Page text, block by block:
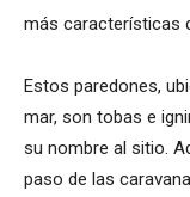
más características
Estos paredones,
mar, son tobas e
su nombre al sitio.
paso de las